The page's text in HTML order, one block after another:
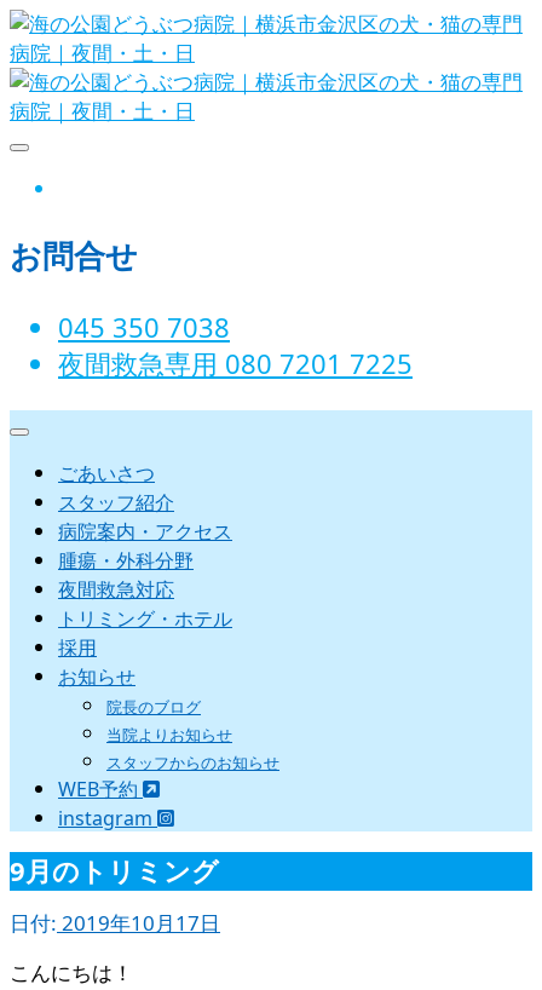
Skip
to
content
日
お問合せ
045 350 7038‬
夜間救急専用 080 7201 7225‬
ごあいさつ
スタッフ紹介
病院案内・アクセス
腫瘍・外科分野
夜間救急対応
トリミング・ホテル
採用
お知らせ
院長のブログ
当院よりお知らせ
スタッフからのお知らせ
WEB予約
instagram
9月のトリミング
日付: 2019年10月17日
こんにちは！